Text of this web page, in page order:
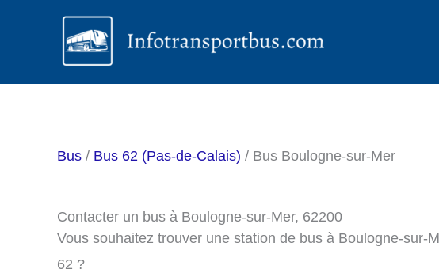
Bus / Bus 62 (Pas-de-Calais) / Bus Boulogne-sur-Mer
Contacter un bus à Boulogne-sur-Mer, 62200
Vous souhaitez trouver une station de bus à Boulogne-sur-
62 ?